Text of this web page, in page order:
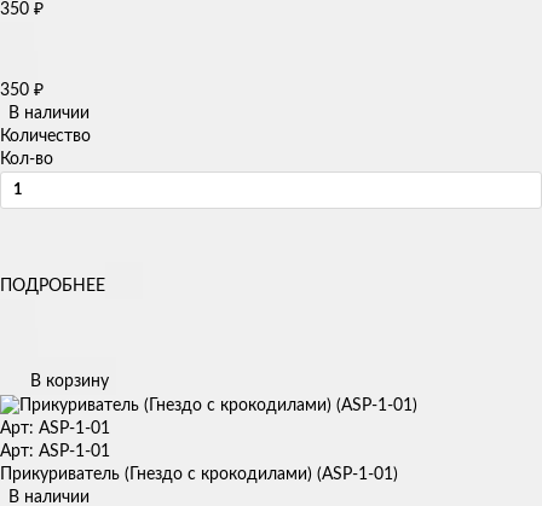
350 ₽
350 ₽
В наличии
Количество
Кол-во
ПОДРОБНЕЕ
В корзину
Арт: ASP-1-01
Арт: ASP-1-01
Прикуриватель (Гнездо с крокодилами) (ASP-1-01)
В наличии